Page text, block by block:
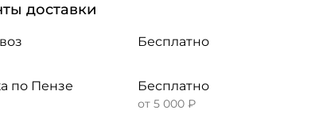
доставки
Бесплатно
по Пензе Бесплатно
от 5 000 ₽